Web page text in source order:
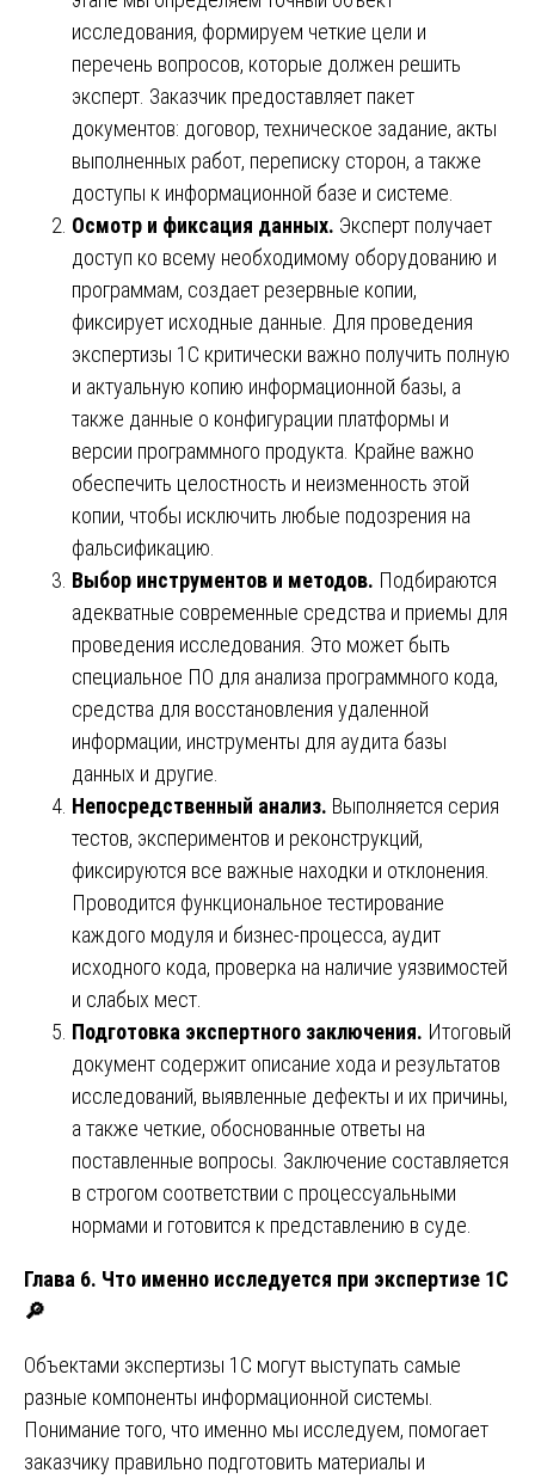
исследования, формируем четкие цели и
перечень вопросов, которые должен решить
эксперт. Заказчик предоставляет пакет
документов: договор, техническое задание, акты
выполненных работ, переписку сторон, а также
доступы к информационной базе и системе.
Осмотр и фиксация данных. Эксперт получает
доступ ко всему необходимому оборудованию и
программам, создает резервные копии,
фиксирует исходные данные. Для проведения
экспертизы 1С критически важно получить полную
и актуальную копию информационной базы, а
также данные о конфигурации платформы и
версии программного продукта. Крайне важно
обеспечить целостность и неизменность этой
копии, чтобы исключить любые подозрения на
фальсификацию.
Выбор инструментов и методов. Подбираются
адекватные современные средства и приемы для
проведения исследования. Это может быть
специальное ПО для анализа программного кода,
средства для восстановления удаленной
информации, инструменты для аудита базы
данных и другие.
Непосредственный анализ. Выполняется серия
тестов, экспериментов и реконструкций,
фиксируются все важные находки и отклонения.
Проводится функциональное тестирование
каждого модуля и бизнес-процесса, аудит
исходного кода, проверка на наличие уязвимостей
и слабых мест.
Подготовка экспертного заключения. Итоговый
документ содержит описание хода и результатов
исследований, выявленные дефекты и их причины,
а также четкие, обоснованные ответы на
поставленные вопросы. Заключение составляется
в строгом соответствии с процессуальными
нормами и готовится к представлению в суде.
Глава 6. Что именно исследуется при экспертизе 1С
🔎
Объектами экспертизы 1С могут выступать самые
разные компоненты информационной системы.
Понимание того, что именно мы исследуем, помогает
заказчику правильно подготовить материалы и